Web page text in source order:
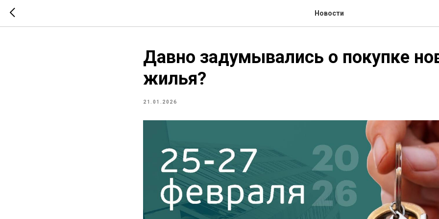
Новости
Давно задумывались о покупке
жилья?
21.01.2026